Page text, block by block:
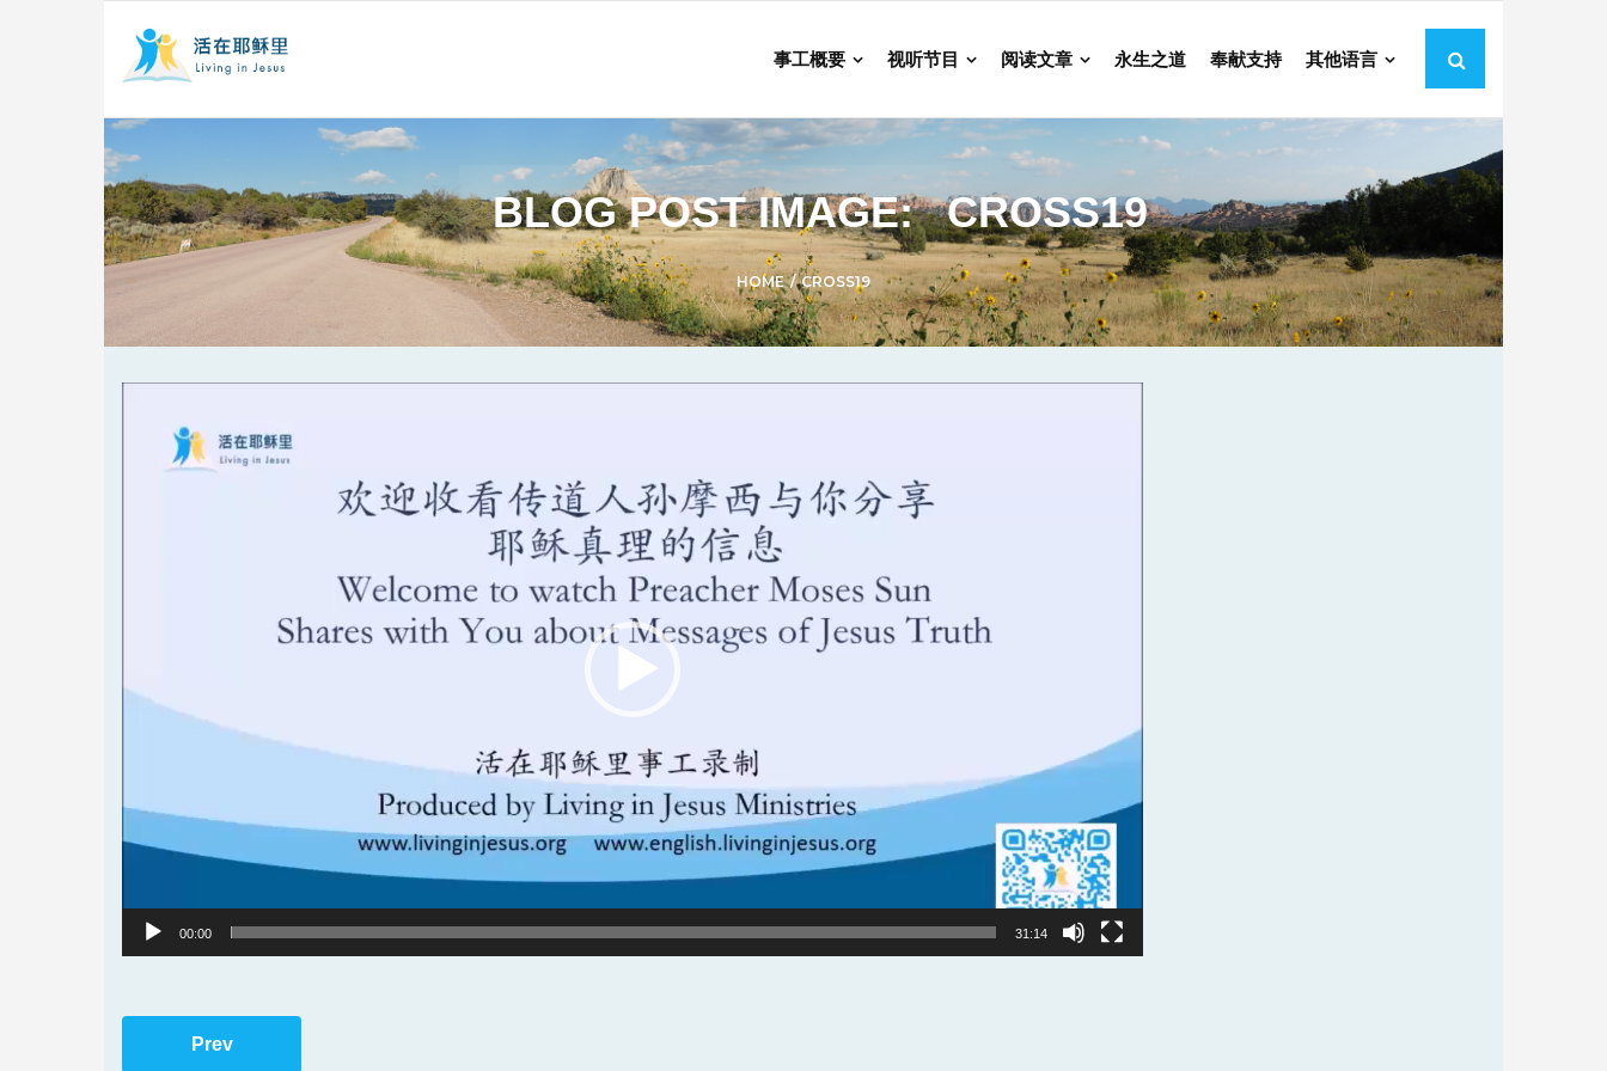
事工概要 视听节目 阅读文章 永生之道 奉献支持 其他语言
BLOG POST IMAGE: CROSS19
HOME/CROSS19
Player
00:00 31:14
Prev